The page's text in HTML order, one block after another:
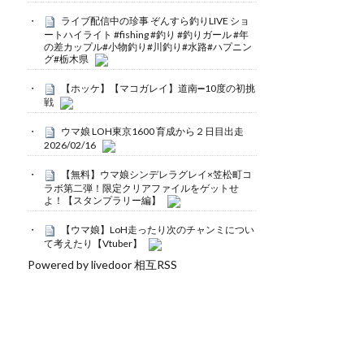
ライブ配信中の珍事 ぞんすら釣りLIVE ショ
ートハイライト #fishing #釣り #釣りガール #年
の差カップル#小物釣り#川釣り#水路#ハプニン
グ#栃木県
【ホッケ】【マコガレイ】道南➖10度の初挑
戦
ウマ娘 LOH東京1600 育成から２日目出走
2026/02/16
【無料】ウマ娘シンデレラグレイ×笠松町コ
ラボ第二弾！限定クリアファイルをゲットせ
よ！【スタンプラリー編】
【ウマ娘】LoH走ったり次のチャンミについ
て考えたり【Vtuber】
Powered by livedoor 相互RSS